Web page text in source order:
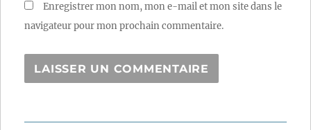
Enregistrer mon nom, mon e-mail et mon site dans le
navigateur pour mon prochain commentaire.